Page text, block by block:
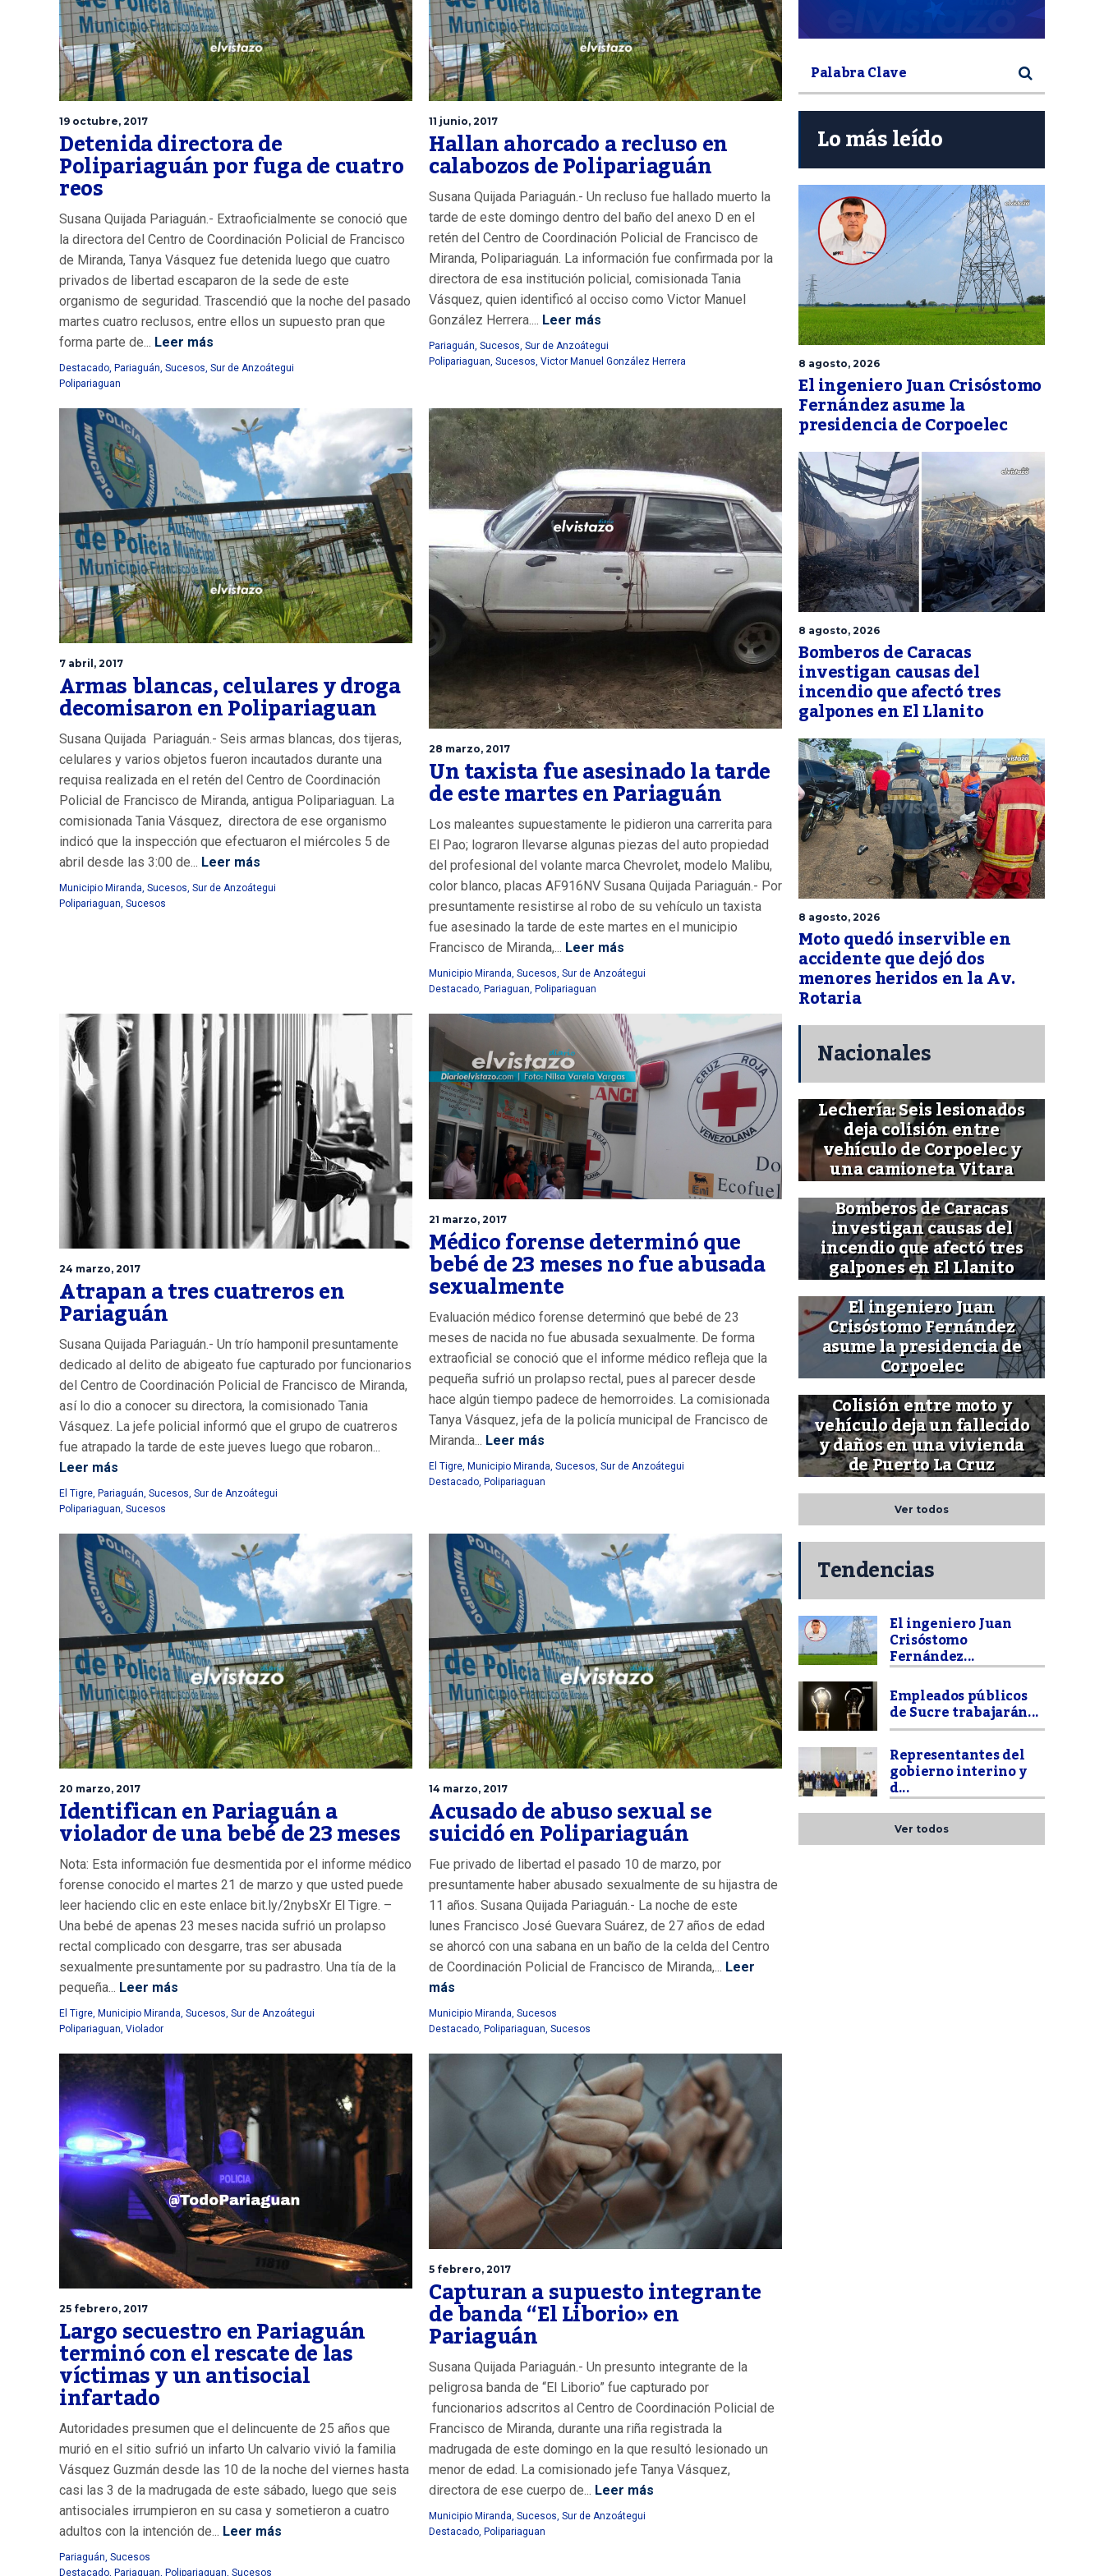
19 octubre, 2017
Detenida directora de
Polipariaguán por fuga de cuatro
reos
Susana Quijada Pariaguán.- Extraoficialmente se conoció que
la directora del Centro de Coordinación Policial de Francisco
de Miranda, Tanya Vásquez fue detenida luego que cuatro
privados de libertad escaparon de la sede de este
organismo de seguridad. Trascendió que la noche del pasado
martes cuatro reclusos, entre ellos un supuesto pran que
forma parte de... Leer más
Destacado Pariaguán Sucesos Sur de Anzoátegui
Polipariaguan
11 junio, 2017
Hallan ahorcado a recluso en
calabozos de Polipariaguán
Susana Quijada Pariaguán.- Un recluso fue hallado muerto la
tarde de este domingo dentro del baño del anexo D en el
retén del Centro de Coordinación Policial de Francisco de
Miranda, Polipariaguán. La información fue confirmada por la
directora de esa institución policial, comisionada Tania
Vásquez, quien identificó al occiso como Victor Manuel
González Herrera.... Leer más
Pariaguán Sucesos Sur de Anzoátegui
Polipariaguan Sucesos Victor Manuel González Herrera
7 abril, 2017
Armas blancas, celulares y droga
decomisaron en Polipariaguan
Susana Quijada Pariaguán.- Seis armas blancas, dos tijeras,
celulares y varios objetos fueron incautados durante una
requisa realizada en el retén del Centro de Coordinación
Policial de Francisco de Miranda, antigua Polipariaguan. La
comisionada Tania Vásquez, directora de ese organismo
indicó que la inspección que efectuaron el miércoles 5 de
abril desde las 3:00 de... Leer más
Municipio Miranda Sucesos Sur de Anzoátegui
Polipariaguan Sucesos
28 marzo, 2017
Un taxista fue asesinado la tarde
de este martes en Pariaguán
Los maleantes supuestamente le pidieron una carrerita para
El Pao; lograron llevarse algunas piezas del auto propiedad
del profesional del volante marca Chevrolet, modelo Malibu,
color blanco, placas AF916NV Susana Quijada Pariaguán.- Por
presuntamente resistirse al robo de su vehículo un taxista
fue asesinado la tarde de este martes en el municipio
Francisco de Miranda,... Leer más
Municipio Miranda, Sucesos, Sur de Anzoátegui
Destacado, Pariaguan, Polipariaguan
24 marzo, 2017
Atrapan a tres cuatreros en
Pariaguán
Susana Quijada Pariaguán.- Un trío hamponil presuntamente
dedicado al delito de abigeato fue capturado por funcionarios
del Centro de Coordinación Policial de Francisco de Miranda,
así lo dio a conocer su directora, la comisionado Tania
Vásquez. La jefe policial informó que el grupo de cuatreros
fue atrapado la tarde de este jueves luego que robaron...
Leer más
El Tigre, Pariaguán, Sucesos, Sur de Anzoátegui
Polipariaguan, Sucesos
21 marzo, 2017
Médico forense determinó que
bebé de 23 meses no fue abusada
sexualmente
Evaluación médico forense determinó que bebé de 23
meses de nacida no fue abusada sexualmente. De forma
extraoficial se conoció que el informe médico refleja que la
pequeña sufrió un prolapso rectal, pues al parecer desde
hace algún tiempo padece de hemorroides. La comisionada
Tanya Vásquez, jefa de la policía municipal de Francisco de
Miranda... Leer más
El Tigre Municipio Miranda Sucesos Sur de Anzoátegui
Destacado Polipariaguan
20 marzo, 2017
Identifican en Pariaguán a
violador de una bebé de 23 meses
Nota: Esta información fue desmentida por el informe médico
forense conocido el martes 21 de marzo y que usted puede
leer haciendo clic en este enlace bit.ly/2nybsXr El Tigre. –
Una bebé de apenas 23 meses nacida sufrió un prolapso
rectal complicado con desgarre, tras ser abusada
sexualmente presuntamente por su padrastro. Una tía de la
pequeña... Leer más
El Tigre Municipio Miranda Sucesos Sur de Anzoátegui
Polipariaguan Violador
14 marzo, 2017
Acusado de abuso sexual se
suicidó en Polipariaguán
Fue privado de libertad el pasado 10 de marzo, por
presuntamente haber abusado sexualmente de su hijastra de
11 años. Susana Quijada Pariaguán.- La noche de este
lunes Francisco José Guevara Suárez, de 27 años de edad
se ahorcó con una sabana en un baño de la celda del Centro
de Coordinación Policial de Francisco de Miranda,... Leer
más
Municipio Miranda Sucesos
Destacado Polipariaguan Sucesos
25 febrero, 2017
Largo secuestro en Pariaguán
terminó con el rescate de las
víctimas y un antisocial
infartado
Autoridades presumen que el delincuente de 25 años que
murió en el sitio sufrió un infarto Un calvario vivió la familia
Vásquez Guzmán desde las 10 de la noche del viernes hasta
casi las 3 de la madrugada de este sábado, luego que seis
antisociales irrumpieron en su casa y sometieron a cuatro
adultos con la intención de... Leer más
Pariaguán Sucesos
Destacado Pariaguan Polipariaguan Sucesos
5 febrero, 2017
Capturan a supuesto integrante
de banda “El Liborio» en
Pariaguán
Susana Quijada Pariaguán.- Un presunto integrante de la
peligrosa banda de “El Liborio” fue capturado por
funcionarios adscritos al Centro de Coordinación Policial de
Francisco de Miranda, durante una riña registrada la
madrugada de este domingo en la que resultó lesionado un
menor de edad. La comisionado jefe Tanya Vásquez,
directora de ese cuerpo de... Leer más
Municipio Miranda, Sucesos, Sur de Anzoátegui
Destacado, Polipariaguan
Lo más leído
8 agosto, 2026
El ingeniero Juan Crisóstomo
Fernández asume la
presidencia de Corpoelec
8 agosto, 2026
Bomberos de Caracas
investigan causas del
incendio que afectó tres
galpones en El Llanito
8 agosto, 2026
Moto quedó inservible en
accidente que dejó dos
menores heridos en la Av.
Rotaria
Nacionales
Lechería: Seis lesionados
deja colisión entre
vehículo de Corpoelec y
una camioneta Vitara
Bomberos de Caracas
investigan causas del
incendio que afectó tres
galpones en El Llanito
El ingeniero Juan
Crisóstomo Fernández
asume la presidencia de
Corpoelec
Colisión entre moto y
vehículo deja un fallecido
y daños en una vivienda
de Puerto La Cruz
Ver todos
Tendencias
El ingeniero Juan
Crisóstomo
Fernández...
Empleados públicos
de Sucre trabajarán...
Representantes del
gobierno interino y
d...
Ver todos